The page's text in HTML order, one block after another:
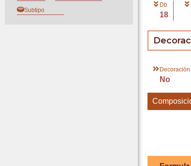
Subtipo
Db
18
Decoración
No